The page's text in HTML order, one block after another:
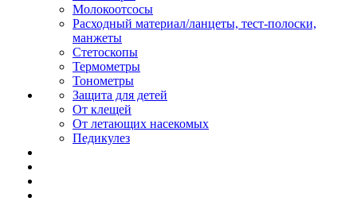
Молокоотсосы
Расходный материал/ланцеты, тест-полоски,
манжеты
Стетоскопы
Термометры
Тонометры
Защита для детей
От клещей
От летающих насекомых
Педикулез